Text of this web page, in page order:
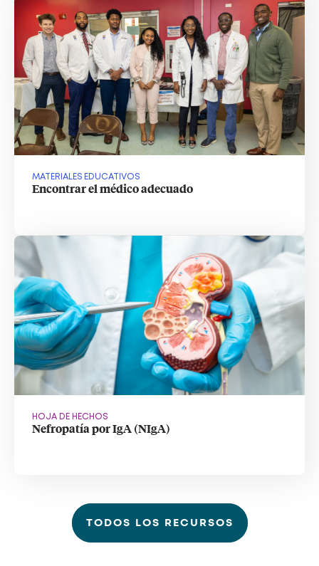
MATERIALES EDUCATIVOS
Encontrar el médico adecuado
HOJA DE HECHOS
Nefropatía por IgA (NIgA)
TODOS LOS RECURSOS